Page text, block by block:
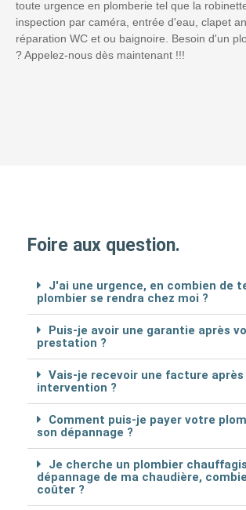
toute urgence en plomberie tel que la
inspection par caméra, entrée d'eau, clapet
réparation WC et ou baignoire. Besoin d'un
? Appelez-nous dès maintenant !!!
Foire aux question.
J'ai une urgence, en combien de
plombier se rendra chez moi ?
Puis-je avoir une garantie après
prestation ?
Vais-je recevoir une facture
intervention ?
Comment puis-je payer votre
son dépannage ?
Je cherche un plombier
dépannage de ma chaudière,
coûter ?